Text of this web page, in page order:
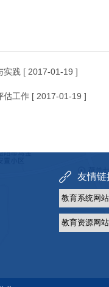
实践 [ 2017-01-19 ]
估工作 [ 2017-01-19 ]
友情链